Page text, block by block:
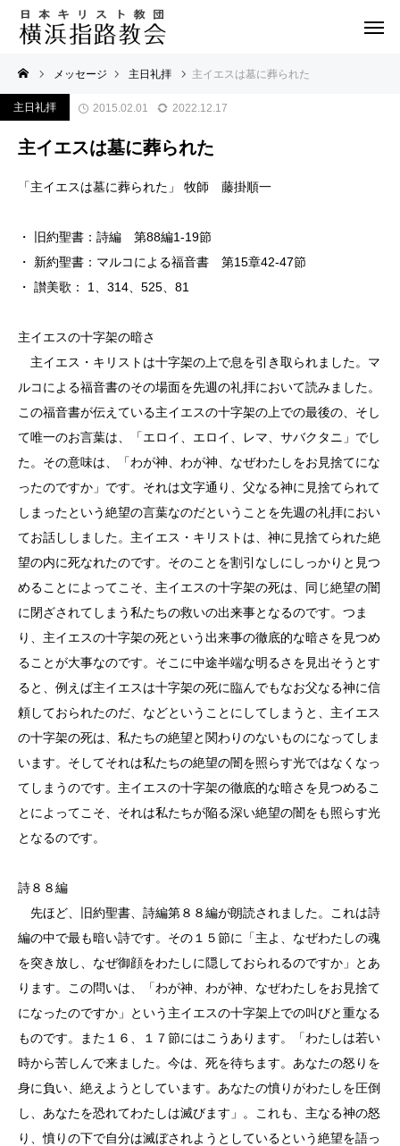
メッセージ 主日礼拝 主イエスは墓に葬られた
主日礼拝 2015.02.01 2022.12.17
主イエスは墓に葬られた
「主イエスは墓に葬られた」 牧師 藤掛順一
・ 旧約聖書：詩編 第88編1-19節
・ 新約聖書：マルコによる福音書 第15章42-47節
・ 讃美歌： 1、314、525、81
主イエスの十字架の暗さ
主イエス・キリストは十字架の上で息を引き取られました。マ
ルコによる福音書のその場面を先週の礼拝において読みました。
この福音書が伝えている主イエスの十字架の上での最後の、そし
て唯一のお言葉は、「エロイ、エロイ、レマ、サバクタニ」でし
た。その意味は、「わが神、わが神、なぜわたしをお見捨てにな
ったのですか」です。それは文字通り、父なる神に見捨てられて
しまったという絶望の言葉なのだということを先週の礼拝におい
てお話ししました。主イエス・キリストは、神に見捨てられた絶
望の内に死なれたのです。そのことを割引なしにしっかりと見つ
めることによってこそ、主イエスの十字架の死は、同じ絶望の闇
に閉ざされてしまう私たちの救いの出来事となるのです。つま
り、主イエスの十字架の死という出来事の徹底的な暗さを見つめ
ることが大事なのです。そこに中途半端な明るさを見出そうとす
ると、例えば主イエスは十字架の死に臨んでもなお父なる神に信
頼しておられたのだ、などということにしてしまうと、主イエス
の十字架の死は、私たちの絶望と関わりのないものになってしま
います。そしてそれは私たちの絶望の闇を照らす光ではなくなっ
てしまうのです。主イエスの十字架の徹底的な暗さを見つめるこ
とによってこそ、それは私たちが陥る深い絶望の闇をも照らす光
となるのです。
詩８８編
先ほど、旧約聖書、詩編第８８編が朗読されました。これは詩
編の中で最も暗い詩です。その１５節に「主よ、なぜわたしの魂
を突き放し、なぜ御顔をわたしに隠しておられるのですか」とあ
ります。この問いは、「わが神、わが神、なぜわたしをお見捨て
になったのですか」という主イエスの十字架上での叫びと重なる
ものです。また１６、１７節にはこうあります。「わたしは若い
時から苦しんで来ました。今は、死を待ちます。あなたの怒りを
身に負い、絶えようとしています。あなたの憤りがわたしを圧倒
し、あなたを恐れてわたしは滅びます」。これも、主なる神の怒
り、憤りの下で自分は滅ぼされようとしているという絶望を語っ